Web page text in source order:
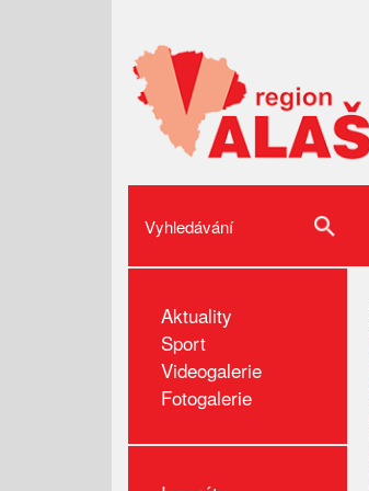
Aktuality
Sport
Videogalerie
Fotogalerie